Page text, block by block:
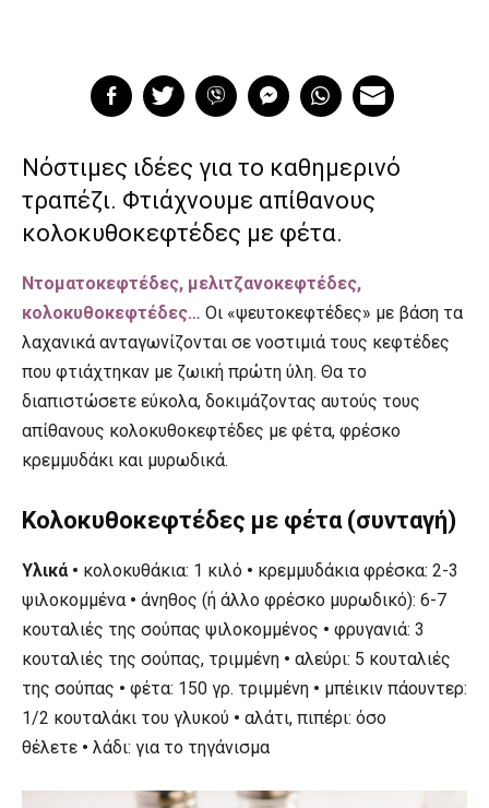
Νόστιμες ιδέες για το καθημερινό
τραπέζι. Φτιάχνουμε απίθανους
κολοκυθοκεφτέδες με φέτα.
Ντοματοκεφτέδες, μελιτζανοκεφτέδες,
κολοκυθοκεφτέδες… Οι «ψευτοκεφτέδες» με βάση τα
λαχανικά ανταγωνίζονται σε νοστιμιά τους κεφτέδες
που φτιάχτηκαν με ζωική πρώτη ύλη. Θα το
διαπιστώσετε εύκολα, δοκιμάζοντας αυτούς τους
απίθανους κολοκυθοκεφτέδες με φέτα, φρέσκο
κρεμμυδάκι και μυρωδικά.
Κολοκυθοκεφτέδες με φέτα (συνταγή)
Υλικά • κολοκυθάκια: 1 κιλό • κρεμμυδάκια φρέσκα: 2-3
ψιλοκομμένα • άνηθος (ή άλλο φρέσκο μυρωδικό): 6-7
κουταλιές της σούπας ψιλοκομμένος • φρυγανιά: 3
κουταλιές της σούπας, τριμμένη • αλεύρι: 5 κουταλιές
της σούπας • φέτα: 150 γρ. τριμμένη • μπέικιν πάουντερ:
1/2 κουταλάκι του γλυκού • αλάτι, πιπέρι: όσο
θέλετε • λάδι: για το τηγάνισμα